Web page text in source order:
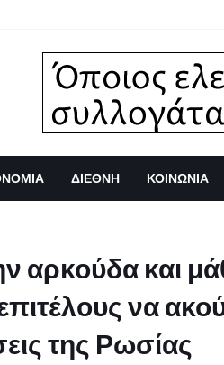
ΔΙΕΘΝΗ ΚΟΙΝΩΝΙΑ
αρκούδα και
να
της Ρωσίας